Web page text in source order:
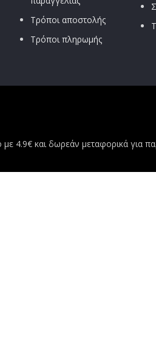
Τρόποι αποστολής
Τρόποι πληρωμής
και δωρεάν μεταφορικά για